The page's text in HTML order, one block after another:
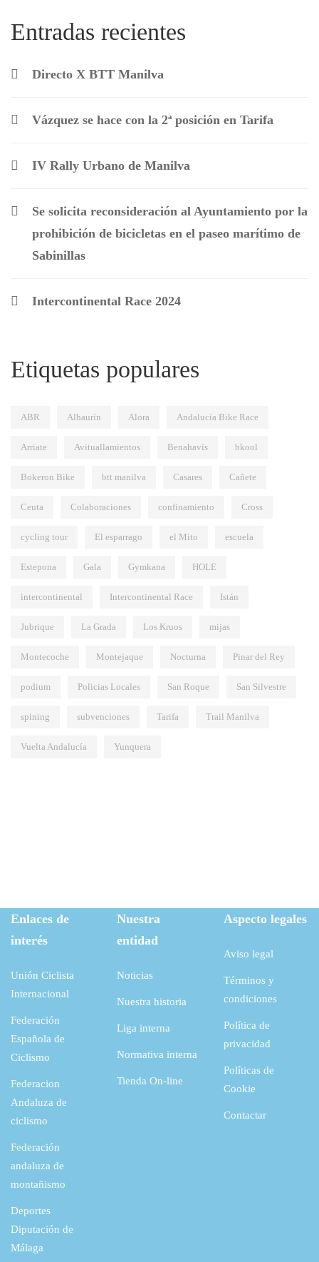
Entradas recientes
Directo X BTT Manilva
Vázquez se hace con la 2ª posición en Tarifa
IV Rally Urbano de Manilva
Se solicita reconsideración al Ayuntamiento por la
prohibición de bicicletas en el paseo marítimo de
Sabinillas
Intercontinental Race 2024
Etiquetas populares
ABR Alhaurín Alora Andalucía Bike Race
Arriate Avituallamientos Benahavís bkool
Bokeron Bike btt manilva Casares Cañete
Ceuta Colaboraciones confinamiento Cross
cycling tour El esparrago el Mito escuela
Estepona Gala Gymkana HOLE
intercontinental Intercontinental Race Istán
Jubrique La Grada Los Kruos mijas
Montecoche Montejaque Nocturna Pinar del Rey
podium Policias Locales San Roque San Silvestre
spining subvenciones Tarifa Trail Manilva
Vuelta Andalucía Yunquera
Enlaces de
interés
Unión Ciclista
Internacional
Federación
Española de
Ciclismo
Federacion
Andaluza de
ciclismo
Federación
andaluza de
montañismo
Deportes
Diputación de
Málaga
Nuestra
entidad
Noticias
Nuestra historia
Liga interna
Normativa interna
Tienda On-line
Aspecto legales
Aviso legal
Términos y
condiciones
Política de
privacidad
Políticas de
Cookie
Contactar